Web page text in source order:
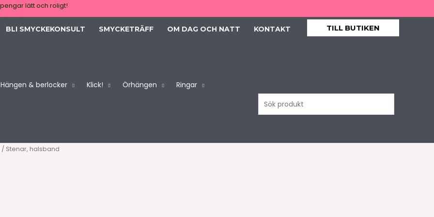
lätt och roligt!
BLI SMYCKEKONSULT SMYCKETRÄFF OM DAG OCH NATT KONTAKT TILL BUTIKEN
Hängen & berlocker Klick! Örhängen Ringar
Sök
produkt
/ Stenar, halsband